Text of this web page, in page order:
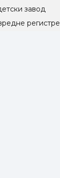
завод
регистре